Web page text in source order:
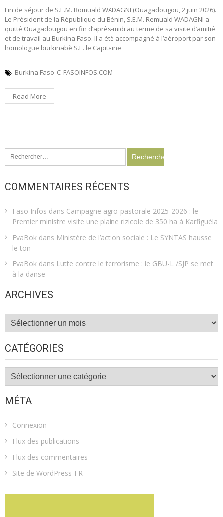
Fin de séjour de S.E.M. Romuald WADAGNI (Ouagadougou, 2 juin 2026).
Le Président de la République du Bénin, S.E.M. Remuald WADAGNI a
quitté Ouagadougou en fin d’après-midi au terme de sa visite d’amitié
et de travail au Burkina Faso. Il a été accompagné à l’aéroport par son
homologue burkinabè S.E. le Capitaine
Burkina Faso C FASOINFOS.COM
Read More
Rechercher :
COMMENTAIRES RÉCENTS
Faso Infos dans Campagne agro-pastorale 2025-2026 : le
Premier ministre visite une plaine rizicole de 350 ha à Karfiguèla
EvaBok dans Ministère de l’action sociale : Le SYNTAS hausse
le ton
EvaBok dans Lutte contre le terrorisme : le GBU-L /SJP se met
à la danse
ARCHIVES
Archives
CATÉGORIES
Catégories
MÉTA
Connexion
Flux des publications
Flux des commentaires
Site de WordPress-FR